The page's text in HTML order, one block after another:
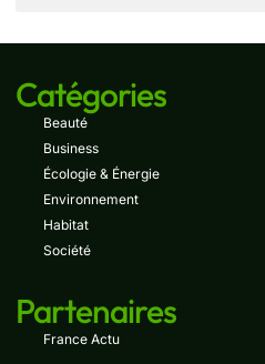
Catégories
Beauté
Business
Écologie & Énergie
Environnement
Habitat
Société
Partenaires
France Actu